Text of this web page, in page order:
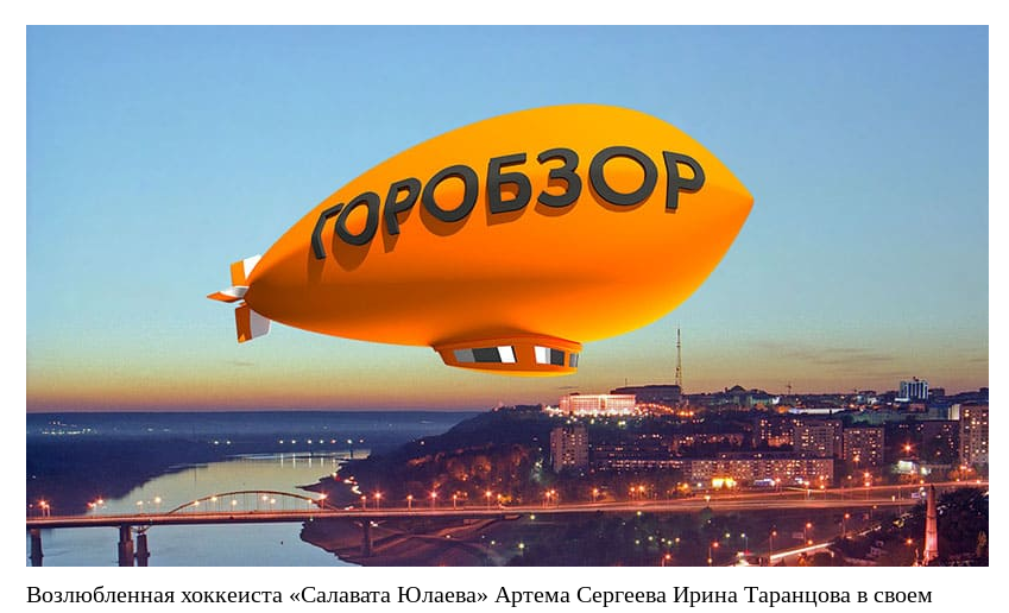
Возлюбленная хоккеиста «Салавата Юлаева» Артема Сергеева Ирина Таранцова в своем